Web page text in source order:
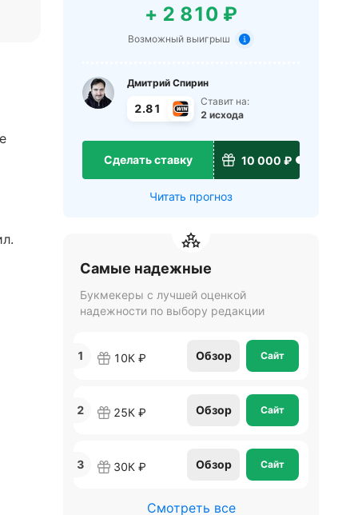
+ 2 810 ₽
Возможный выигрыш
Дмитрий Спирин
2.81
Ставит на:
2 исхода
Сделать ставку 10 000 ₽
Читать прогноз
Самые надежные
Букмекеры с лучшей оценкой
надежности по выбору редакции
1 10К ₽ Обзор Сайт
2 25К ₽ Обзор Сайт
3 30К ₽ Обзор Сайт
Смотреть все